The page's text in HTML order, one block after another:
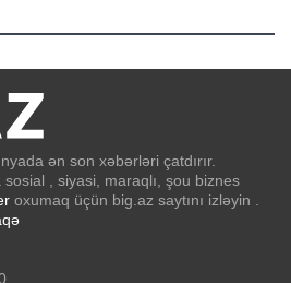
ən son xəbərləri çatdırır.
, siyasi, maraqlı, şou biznes
oxumaq üçün big.az saytını izləyin .